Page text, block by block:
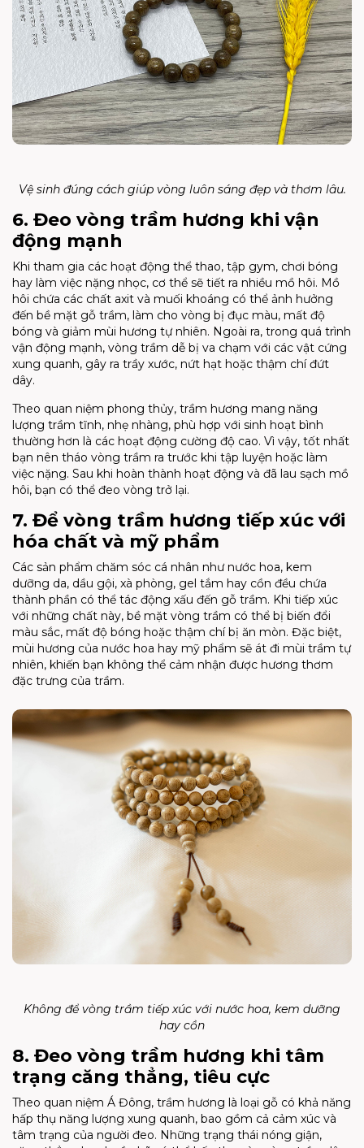
Vệ sinh đúng cách giúp vòng luôn sáng đẹp và thơm lâu.
6. Đeo vòng trầm hương khi vận
động mạnh
Khi tham gia các hoạt động thể thao, tập gym, chơi bóng
hay làm việc nặng nhọc, cơ thể sẽ tiết ra nhiều mồ hôi. Mồ
hôi chứa các chất axit và muối khoáng có thể ảnh hưởng
đến bề mặt gỗ trầm, làm cho vòng bị đục màu, mất độ
bóng và giảm mùi hương tự nhiên. Ngoài ra, trong quá trình
vận động mạnh, vòng trầm dễ bị va chạm với các vật cứng
xung quanh, gây ra trầy xước, nứt hạt hoặc thậm chí đứt
dây.
Theo quan niệm phong thủy, trầm hương mang năng
lượng trầm tĩnh, nhẹ nhàng, phù hợp với sinh hoạt bình
thường hơn là các hoạt động cường độ cao. Vì vậy, tốt nhất
bạn nên tháo vòng trầm ra trước khi tập luyện hoặc làm
việc nặng. Sau khi hoàn thành hoạt động và đã lau sạch mồ
hôi, bạn có thể đeo vòng trở lại.
7. Để vòng trầm hương tiếp xúc với
hóa chất và mỹ phẩm
Các sản phẩm chăm sóc cá nhân như nước hoa, kem
dưỡng da, dầu gội, xà phòng, gel tắm hay cồn đều chứa
thành phần có thể tác động xấu đến gỗ trầm. Khi tiếp xúc
với những chất này, bề mặt vòng trầm có thể bị biến đổi
màu sắc, mất độ bóng hoặc thậm chí bị ăn mòn. Đặc biệt,
mùi hương của nước hoa hay mỹ phẩm sẽ át đi mùi trầm tự
nhiên, khiến bạn không thể cảm nhận được hương thơm
đặc trưng của trầm.
Không để vòng trầm tiếp xúc với nước hoa, kem dưỡng
hay cồn
8. Đeo vòng trầm hương khi tâm
trạng căng thẳng, tiêu cực
Theo quan niệm Á Đông, trầm hương là loại gỗ có khả năng
hấp thụ năng lượng xung quanh, bao gồm cả cảm xúc và
tâm trạng của người đeo. Những trạng thái nóng giận,